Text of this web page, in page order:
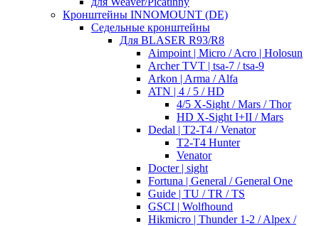
Кронштейны INNOMOUNT (DE)
Седельные кронштейны
Для BLASER R93/R8
Aimpoint | Micro / Acro | Holosun
Archer TVT | tsa-7 / tsa-9
Arkon | Arma / Alfa
ATN | 4 / 5 / HD
4/5 X-Sight / Mars / Thor
HD X-Sight I+II / Mars
Dedal | T2-T4 / Venator
T2-T4 Hunter
Venator
Docter | sight
Fortuna | General / General One
Guide | TU / TR / TS
GSCI | Wolfhound
Hikmicro | Thunder 1-2 / Alpex /